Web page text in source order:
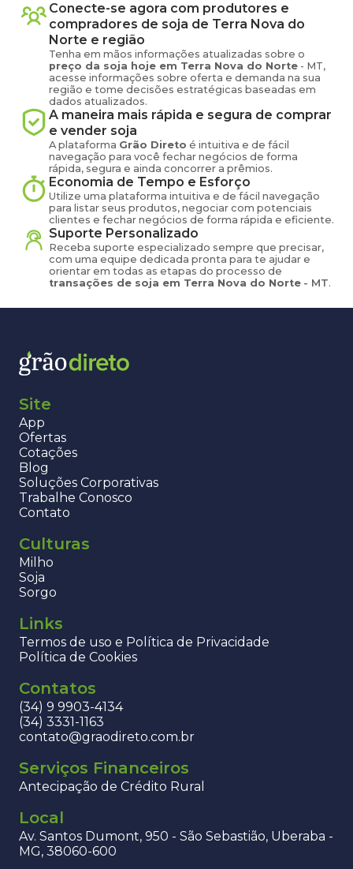
Conecte-se agora com produtores e
compradores de soja de Terra Nova do
Norte e região
Tenha em mãos informações atualizadas sobre o
preço da soja hoje em Terra Nova do Norte - MT,
acesse informações sobre oferta e demanda na sua
região e tome decisões estratégicas baseadas em
dados atualizados.
A maneira mais rápida e segura de comprar
e vender soja
A plataforma Grão Direto é intuitiva e de fácil
navegação para você fechar negócios de forma
rápida, segura e ainda concorrer a prêmios.
Economia de Tempo e Esforço
Utilize uma plataforma intuitiva e de fácil navegação
para listar seus produtos, negociar com potenciais
clientes e fechar negócios de forma rápida e eficiente.
Suporte Personalizado
Receba suporte especializado sempre que precisar,
com uma equipe dedicada pronta para te ajudar e
orientar em todas as etapas do processo de
transações de soja em Terra Nova do Norte - MT.
Site
App
Ofertas
Cotações
Blog
Soluções Corporativas
Trabalhe Conosco
Contato
Culturas
Milho
Soja
Sorgo
Links
Termos de uso e Política de Privacidade
Política de Cookies
Contatos
(34) 9 9903-4134
(34) 3331-1163
contato@graodireto.com.br
Serviços Financeiros
Antecipação de Crédito Rural
Local
Av. Santos Dumont, 950 - São Sebastião, Uberaba -
MG, 38060-600